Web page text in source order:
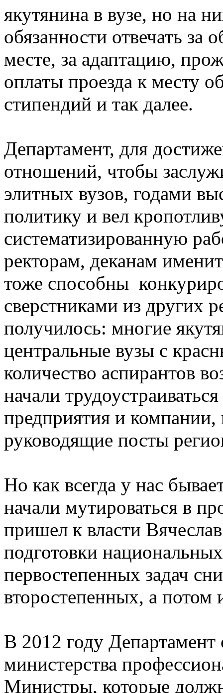
якутянина в вузе, но на
обязанности отвечать за
месте, за адаптацию,
оплаты проезда к месту
стипендий и так далее.
Департамент, для
отношений, чтобы
элитных вузов, годами
политику и вел
систематизированную
ректорам, деканам
тоже способны
сверстниками из других
получилось: многие
центральные вузы с
количество аспирантов
начали
предприятия и
руководящие посты
Но как всегда у нас
начали мутироваться в
пришел к власти
подготовки
первостепенных задач
второстепенных, а
В 2012 году Департамент
министерства
Министры, которые